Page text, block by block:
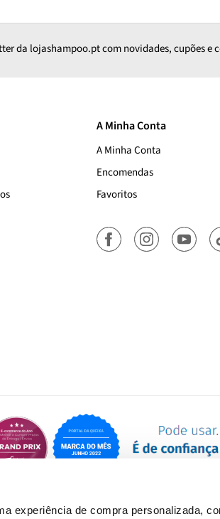
experiência de compra personalizada,
da lojashampoo.pt com novidades, cupões e
A Minha Conta
A Minha Conta
Encomendas
Favoritos